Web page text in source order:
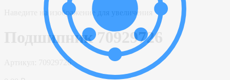
Наведите на изображение для увеличения
Подшипник 70929726
70929726